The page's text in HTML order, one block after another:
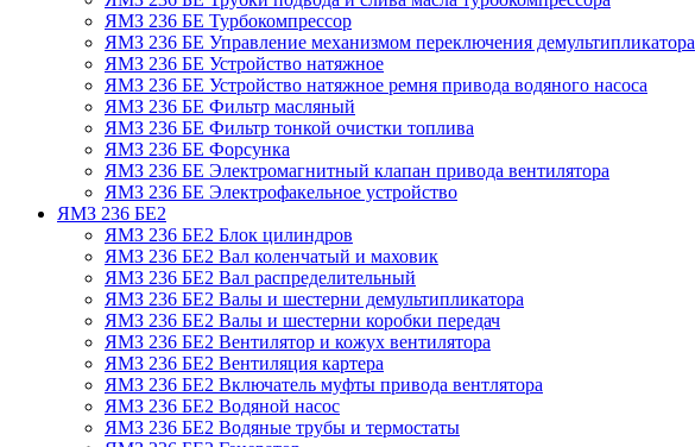
ЯМЗ 236 БЕ Турбокомпрессор
ЯМЗ 236 БЕ Управление механизмом переключения демультипликатора
ЯМЗ 236 БЕ Устройство натяжное
ЯМЗ 236 БЕ Устройство натяжное ремня привода водяного насоса
ЯМЗ 236 БЕ Фильтр масляный
ЯМЗ 236 БЕ Фильтр тонкой очистки топлива
ЯМЗ 236 БЕ Форсунка
ЯМЗ 236 БЕ Электромагнитный клапан привода вентилятора
ЯМЗ 236 БЕ Электрофакельное устройство
ЯМЗ 236 БЕ2
ЯМЗ 236 БЕ2 Блок цилиндров
ЯМЗ 236 БЕ2 Вал коленчатый и маховик
ЯМЗ 236 БЕ2 Вал распределительный
ЯМЗ 236 БЕ2 Валы и шестерни демультипликатора
ЯМЗ 236 БЕ2 Валы и шестерни коробки передач
ЯМЗ 236 БЕ2 Вентилятор и кожух вентилятора
ЯМЗ 236 БЕ2 Вентиляция картера
ЯМЗ 236 БЕ2 Включатель муфты привода вентлятора
ЯМЗ 236 БЕ2 Водяной насос
ЯМЗ 236 БЕ2 Водяные трубы и термостаты